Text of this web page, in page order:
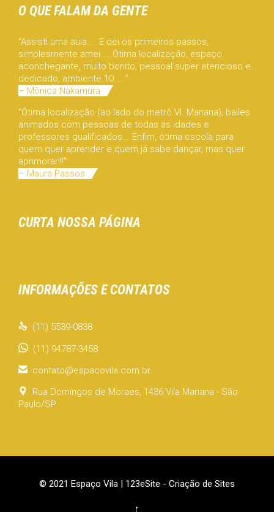
O QUE FALAM DA GENTE
“Assisti uma aula.... E dei os primeiros passos,
simplesmente amei.....Ótima localização, espaço
aconchegante, muito bonito, pessoal super atencioso e
dedicado, ambiente 10.....”
– Mônica Nakamura
“Ótima localização (ao lado do metrô Vl. Mariana), bailes
animados com pessoas de todas as idades e
professores qualificados... Enfim, ótima escola para
quem quer aprender e quem já sabe dançar, mas quer
aprimorar!!!”
– Maura Passos
CURTA NOSSA PÁGINA
INFORMAÇÕES E CONTATOS
 (11) 5539-0838
(11) 94787-3458
 contato@espacovila.com.br

Rua Domingos de Moraes, 1436 Vila Mariana - São
Paulo/SP
© 2021 Espaço Vila | 123eSite - Criação de Sites
↑